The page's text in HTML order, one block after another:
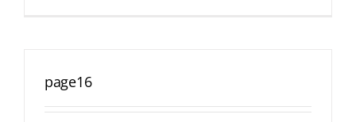
page16